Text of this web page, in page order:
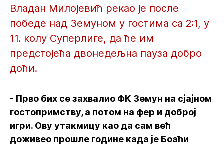
Владан Милојевић рекао је после
победе над Земуном у гостима са 2:1, у
11. колу Суперлиге, да ће им
предстојећа двонедељна пауза добро
доћи.
- Прво бих се захвалио ФК Земун на сјајном
гостопримству, а потом на фер и доброј
игри. Ову утакмицу као да сам већ
доживео прошле године када је Боаћи